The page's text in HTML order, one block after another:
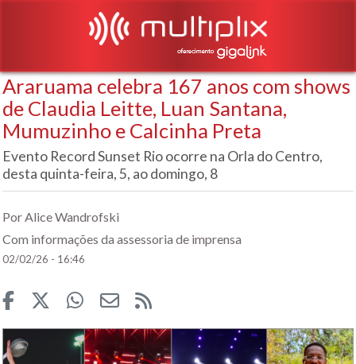
Araruama celebra 167 anos com shows
de Claudia Leitte, Luan Santana,
Mumuzinho e Calcinha Preta
Evento Record Sunset Rio ocorre na Orla do Centro,
desta quinta-feira, 5, ao domingo, 8
Por Alice Wandrofski
Com informações da assessoria de imprensa
02/02/26 - 16:46